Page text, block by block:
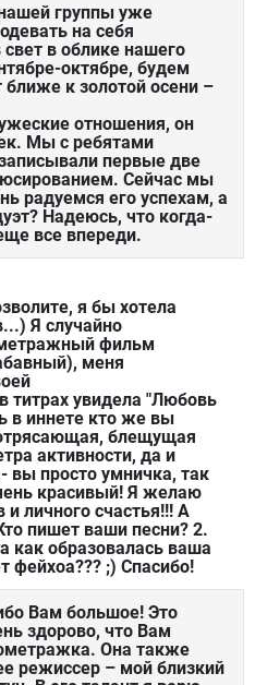
группы уже
на себя
в облике нашего
октябре, будем
ближе к золотой осени –
отношения, он
Мы с ребятами
первые две
Сейчас мы
радуемся его успехам, а
Надеюсь, что когда-
все впереди.
я бы хотела
Я случайно
фильм
меня
титрах увидела "Любовь
в иннете кто же вы
блещущая
активности, да и
вы просто умничка, так
красивый! Я желаю
и личного счастья!!! А
пишет ваши песни? 2.
как образовалась ваша
фейхоа??? ;) Спасибо!
Вам большое! Это
здорово, что Вам
Она также
режиссер – мой близкий